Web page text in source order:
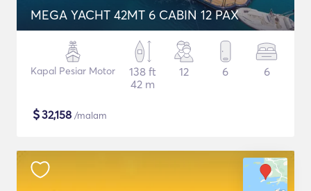
MEGA YACHT 42MT 6 CABIN 12 PAX
Kapal Pesiar Motor
138 ft
42 m
12 6 6
$32,158 /malam